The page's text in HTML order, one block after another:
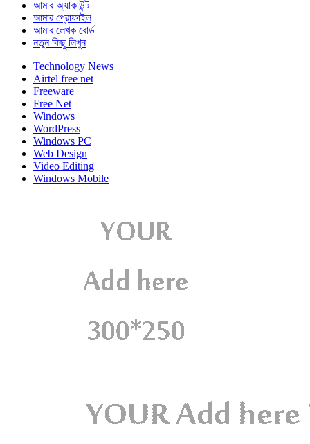
আমার অ্যাকাউন্ট
আমার প্রোফাইল
আমার লেখক বোর্ড
নতুন কিছু লিখুন
Technology News
Airtel free net
Freeware
Free Net
Windows
WordPress
Windows PC
Web Design
Video Editing
Windows Mobile